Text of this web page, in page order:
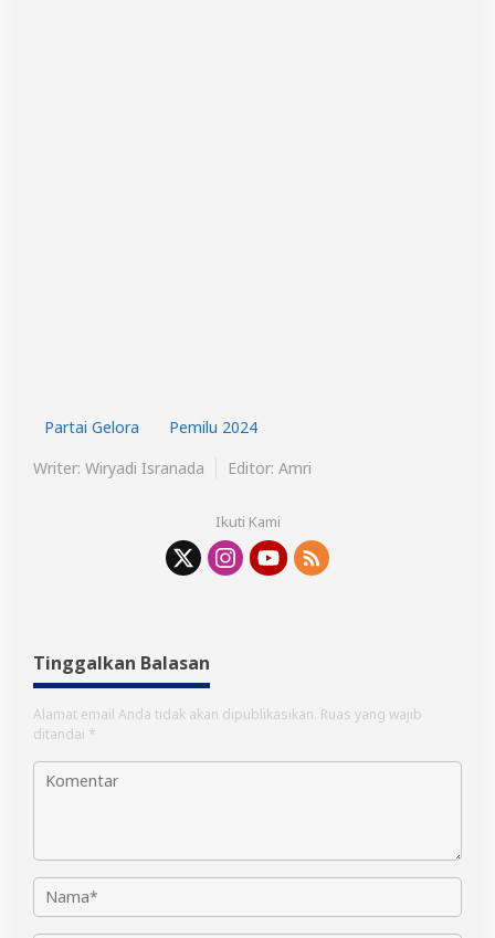
Partai Gelora
Pemilu 2024
Writer: Wiryadi Isranada
Editor: Amri
Ikuti Kami
Tinggalkan Balasan
Alamat email Anda tidak akan dipublikasikan. Ruas yang wajib
ditandai *